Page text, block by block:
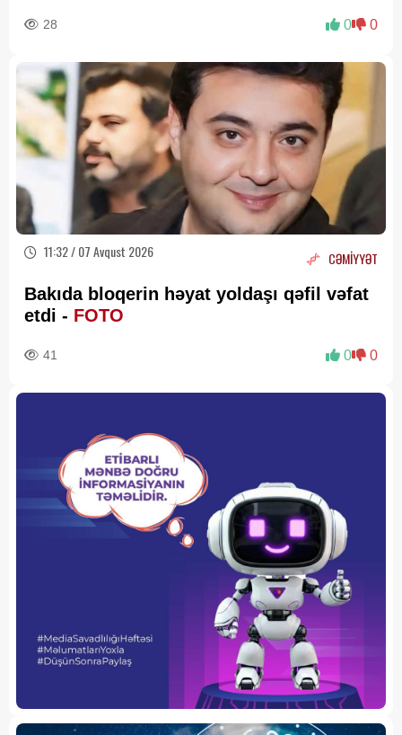
28 0 0
11:32 / 07 Avqust 2026 CƏMİYYƏT
Bakıda bloqerin həyat yoldaşı qəfil vəfat
etdi - FOTO
41 0 0